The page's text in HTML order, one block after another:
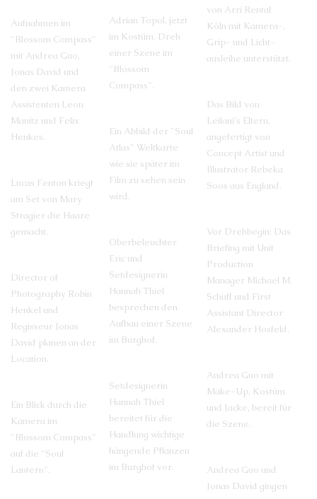
Aufnahmen im
"Blossom Compass"
mit Andrea Guo,
Jonas David und
den zwei Kamera
Assistenten Leon
Manitz und Felix
Henkes.
Lucas Fenton kriegt
am Set von Mary
Stragier die Haare
gemacht.
Director of
Photography Robin
Henkel und
Regisseur Jonas
David planen an der
Location.
Ein Blick durch die
Kamera im
"Blossom Compass"
auf die "Soul
Lantern".
Adrian Topol, jetzt
im Kostüm. Dreh
einer Szene im
"Blossom
Compass".
Ein Abbild der "Soul
Atlas" Weltkarte
wie sie später im
Film zu sehen sein
wird.
Oberbeleuchter
Eric und
Setdesignerin
Hannah Thiel
besprechen den
Aufbau einer Szene
im Burghof.
Setdesignerin
Hannah Thiel
bereitet für die
Handlung wichtige
hängende Pflanzen
im Burghof vor.
von Arri Rental
Köln mit Kamera-,
Grip- und Licht-
ausleihe unterstützt.
Das Bild von
Leilani's Eltern,
angefertigt von
Concept Artist und
Illustrator Rebeka
Soos aus England.
Vor Drehbegin: Das
Briefing mit Unit
Production
Manager Michael M.
Schuff und First
Assistant Director
Alexander Hosfeld.
Andrea Guo mit
Make-Up, Kostüm
und Jacke, bereit für
die Szene.
Andrea Guo und
Jonas David gingen